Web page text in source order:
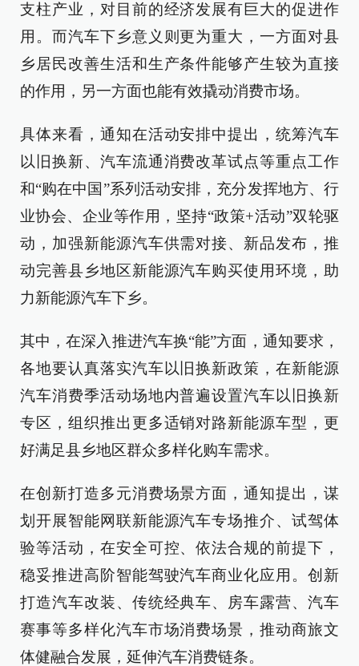
支柱产业，对目前的经济发展有巨大的促进作
用。而汽车下乡意义则更为重大，一方面对县
乡居民改善生活和生产条件能够产生较为直接
的作用，另一方面也能有效撬动消费市场。
具体来看，通知在活动安排中提出，统筹汽车
以旧换新、汽车流通消费改革试点等重点工作
和“购在中国”系列活动安排，充分发挥地方、行
业协会、企业等作用，坚持“政策+活动”双轮驱
动，加强新能源汽车供需对接、新品发布，推
动完善县乡地区新能源汽车购买使用环境，助
力新能源汽车下乡。
其中，在深入推进汽车换“能”方面，通知要求，
各地要认真落实汽车以旧换新政策，在新能源
汽车消费季活动场地内普遍设置汽车以旧换新
专区，组织推出更多适销对路新能源车型，更
好满足县乡地区群众多样化购车需求。
在创新打造多元消费场景方面，通知提出，谋
划开展智能网联新能源汽车专场推介、试驾体
验等活动，在安全可控、依法合规的前提下，
稳妥推进高阶智能驾驶汽车商业化应用。创新
打造汽车改装、传统经典车、房车露营、汽车
赛事等多样化汽车市场消费场景，推动商旅文
体健融合发展，延伸汽车消费链条。